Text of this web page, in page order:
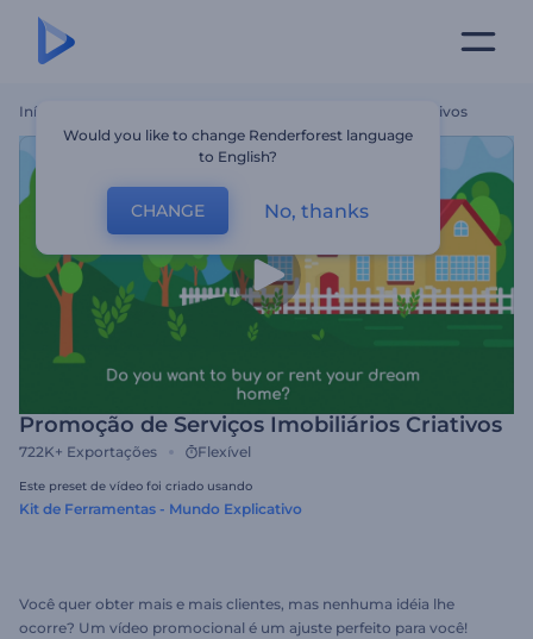
Início Promoção De Serviços Imobiliários Criativos
Promoção de Serviços Imobiliários Criativos
722K+ Exportações Flexível
Este preset de vídeo foi criado usando
Kit de Ferramentas - Mundo Explicativo
Você quer obter mais e mais clientes, mas nenhuma idéia lhe
ocorre? Um vídeo promocional é um ajuste perfeito para você!
Would you like to change Renderforest language
to English?
CHANGE No, thanks